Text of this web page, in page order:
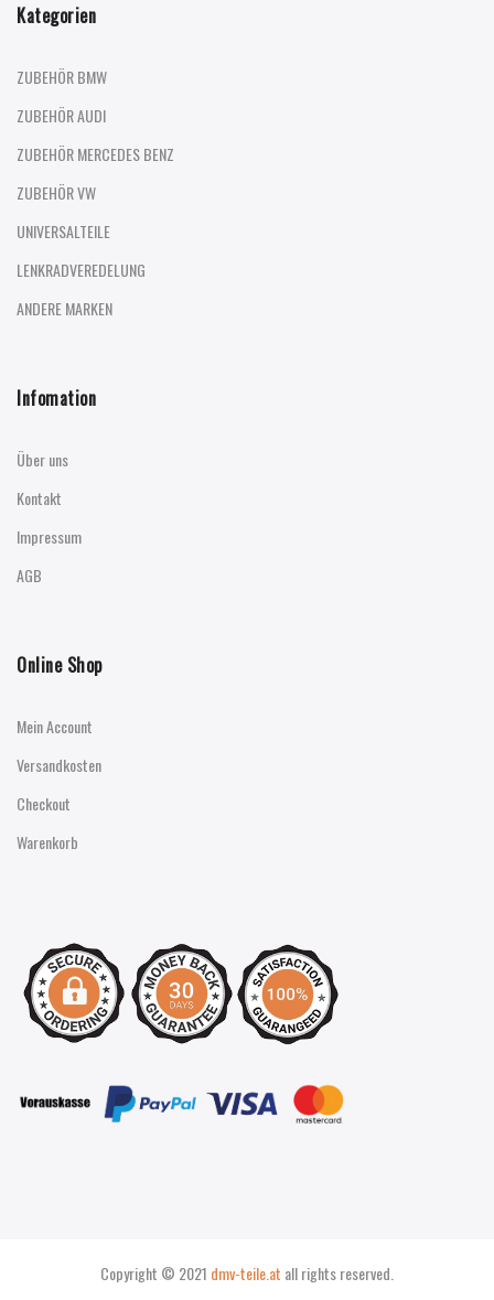
Kategorien
ZUBEHÖR BMW
ZUBEHÖR AUDI
ZUBEHÖR MERCEDES BENZ
ZUBEHÖR VW
UNIVERSALTEILE
LENKRADVEREDELUNG
ANDERE MARKEN
Infomation
Über uns
Kontakt
Impressum
AGB
Online Shop
Mein Account
Versandkosten
Checkout
Warenkorb
Copyright © 2021 dmv-teile.at all rights reserved.